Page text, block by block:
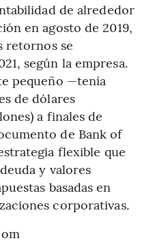
de alrededor
en agosto de 2019,
retornos se
según la empresa.
pequeño —tenía
de dólares
a finales de
de Bank of
flexible que
y valores
basadas en
corporativas.